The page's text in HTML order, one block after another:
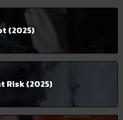
(2025)
Risk (2025)